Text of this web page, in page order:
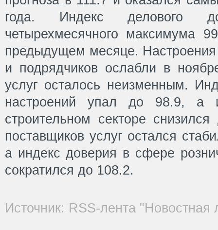
года. Индекс делового
четырехмесячного максимума
предыдущем месяце. Настроения
и подрядчиков ослабли в
услуг осталось неизменным.
настроений упал до 98.9, а
строительном секторе
поставщиков услуг остался
а индекс доверия в сфере
сократился до 108.2.
Источник: RSS-лента "Новостная